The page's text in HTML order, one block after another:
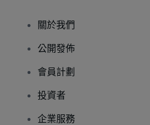
關於我們
公開發佈
會員計劃
投資者
企業服務